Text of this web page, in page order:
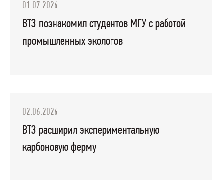
01.07.2026
ВТЗ познакомил студентов МГУ с работой
промышленных экологов
02.06.2026
ВТЗ расширил экспериментальную
карбоновую ферму